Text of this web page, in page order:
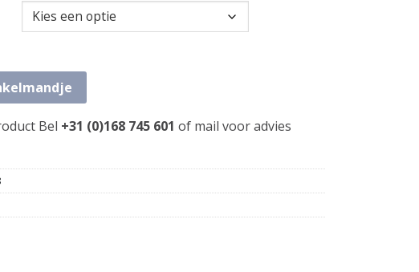
Bel +31 (0)168 745 601 of mail voor advies